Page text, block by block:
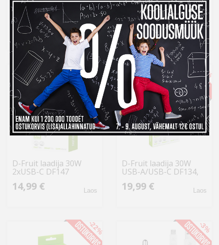
D-Fruit laadija 20W
USB-C DF135, must
9,99 € Laos
D-Fruit laadija 30W
2xUSB-C + USB-C
kaabel DF100 1m
24,99 € Laos
D-Fruit laadija 30W
2xUSB-C DF147
14,99 € Laos
-22%
D-Fruit laadija 30W
USB-A/USB-C DF134,
19,99 € Laos
-22%
-22% -3%